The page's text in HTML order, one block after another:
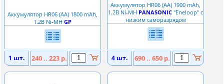
Аккумулятор HR06 (АА) 1800 mAh,
1.2В Ni-MH GP
1 шт. 240 .. 223 р.
Аккумулятор HR06 (АА) 1900 mAh,
1.2В Ni-MH PANASONIC ''Eneloop'' с
низким саморазрядом
4 шт. 690 .. 650 р.